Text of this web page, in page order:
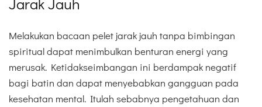
Melakukan bacaan pelet jarak jauh tanpa bimbingan
spiritual dapat menimbulkan benturan energi yang
merusak. Ketidakseimbangan ini berdampak negatif
bagi batin dan dapat menyebabkan gangguan pada
kesehatan mental. Itulah sebabnya pengetahuan dan